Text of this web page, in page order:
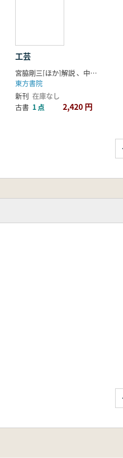
工芸
宮脇剛三[ほか]解説 、中野楚溪編纂、中野藝術院写真
東方書院
新刊 在庫なし
古書 1 点 2,420 円